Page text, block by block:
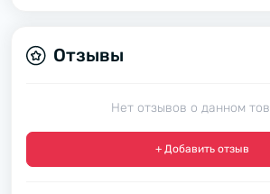
Отзывы
Нет отзывов о данном
+ Добавить отзыв